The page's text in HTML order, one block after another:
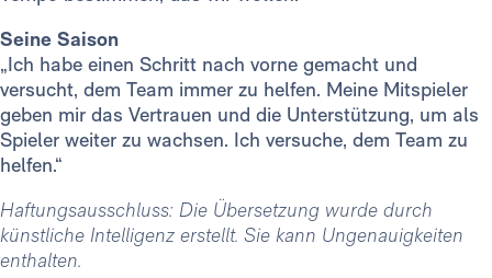
Seine Saison
„Ich habe einen Schritt nach vorne gemacht und
versucht, dem Team immer zu helfen. Meine Mitspieler
geben mir das Vertrauen und die Unterstützung, um als
Spieler weiter zu wachsen. Ich versuche, dem Team zu
helfen.“
Haftungsausschluss: Die Übersetzung wurde durch
künstliche Intelligenz erstellt. Sie kann Ungenauigkeiten
enthalten.